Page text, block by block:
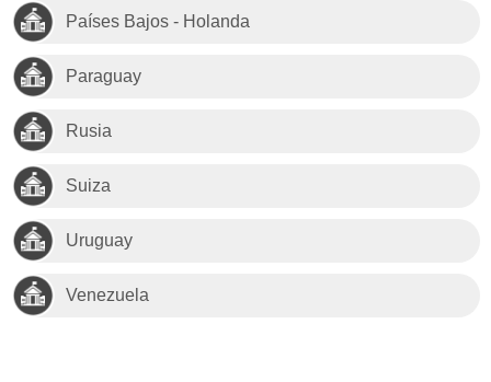
Países Bajos - Holanda
Paraguay
Rusia
Suiza
Uruguay
Venezuela